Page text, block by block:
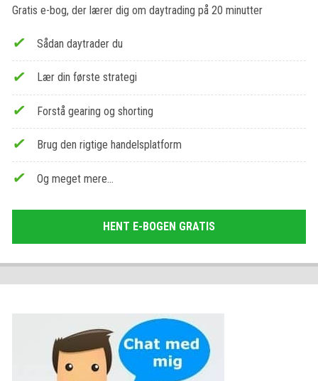
Gratis e-bog, der lærer dig om daytrading på 20 minutter
Sådan daytrader du
Lær din første strategi
Forstå gearing og shorting
Brug den rigtige handelsplatform
Og meget mere…
HENT E-BOGEN GRATIS